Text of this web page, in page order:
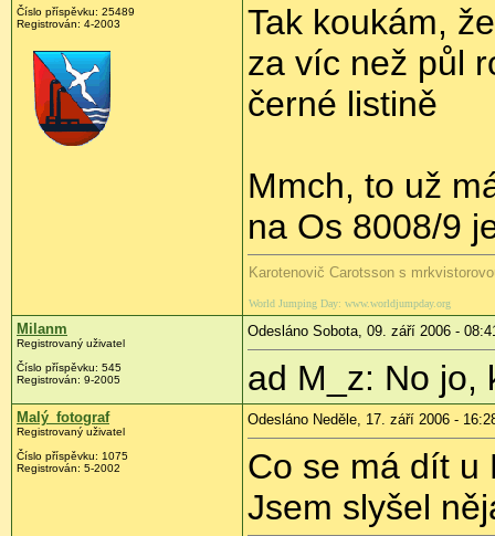
Číslo příspěvku: 25489
Registrován: 4-2003
Tak koukám,
za víc než půl
černé listině
Mmch, to už
na Os 8008/9
Karotenovič Carotsson s
World Jumping Day: www.worldjumpday.org
Milanm
Registrovaný uživatel
Číslo příspěvku: 545
Registrován: 9-2005
Odesláno Sobota, 09. září 2006 -
ad M_z: No jo,
Malý_fotograf
Registrovaný uživatel
Číslo příspěvku: 1075
Registrován: 5-2002
Odesláno Neděle, 17. září 2006 -
Co se má dít u
Jsem slyšel